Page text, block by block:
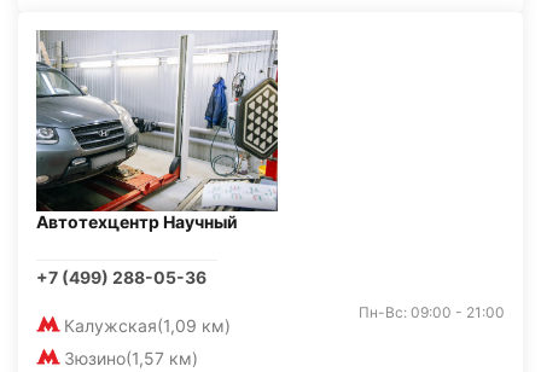
Автотехцентр Научный
+7 (499) 288-05-36
Калужская(1,09 км)
Зюзино(1,57 км)
Пн-Вс: 09:00 - 21:00